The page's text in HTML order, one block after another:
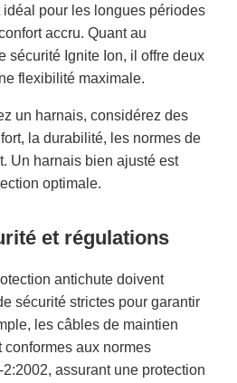
pour les longues périodes
accru. Quant au
sécurité Ignite Ion, il offre deux
flexibilité maximale.
un harnais, considérez des
la durabilité, les normes de
Un harnais bien ajusté est
optimale.
et régulations
antichute doivent
sécurité strictes pour garantir
les câbles de maintien
conformes aux normes
assurant une protection